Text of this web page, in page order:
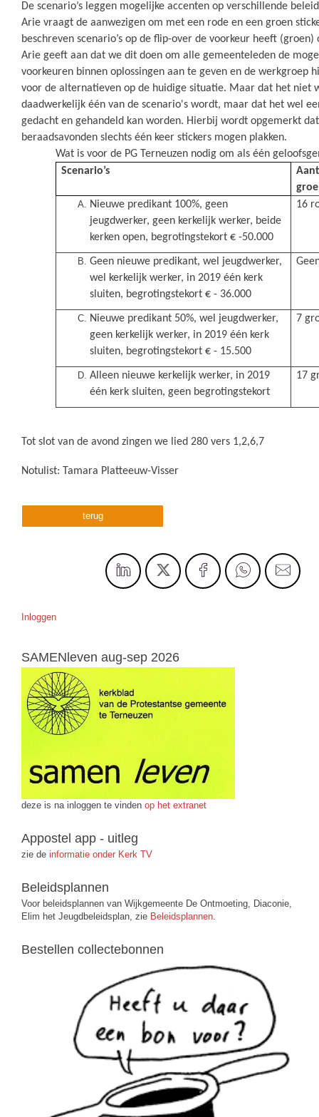
De scenario’s leggen mogelijke accenten op verschillende
Arie vraagt de aanwezigen om met een rode en een groen
beschreven scenario’s op de flip-over de voorkeur heeft
Arie geeft aan dat we dit doen om alle gemeenteleden de
voorkeuren binnen oplossingen aan te geven en de werkgroep
voor de alternatieven op de huidige situatie. Maar dat het niet
daadwerkelijk één van de scenario's wordt, maar dat het wel
gedacht en gehandeld kan worden. Hierbij wordt opgemerkt
beraadsavonden slechts één keer stickers mogen plakken.
Wat is voor de PG Terneuzen nodig om als één
Scenario’s
Nieuwe predikant 100%, geen
jeugdwerker, geen kerkelijk werker, beide
kerken open, begrotingstekort € -50.000
16
Geen nieuwe predikant, wel jeugdwerker,
wel kerkelijk werker, in 2019 één kerk
sluiten, begrotingstekort € - 36.000
Nieuwe predikant 50%, wel jeugdwerker,
geen kerkelijk werker, in 2019 één kerk
sluiten, begrotingstekort € - 15.500
7
Alleen nieuwe kerkelijk werker, in 2019
één kerk sluiten, geen begrotingstekort
17
Tot slot van de avond zingen we lied 280 vers 1,2,6,7
Notulist: Tamara Platteeuw-Visser
terug
Inloggen
SAMENleven aug-sep 2026
deze is na inloggen te vinden op het extranet
Appostel app - uitleg
zie de informatie onder Kerk TV
Beleidsplannen
Voor beleidsplannen van Wijkgemeente De Ontmoeting, Diaconie,
Elim het Jeugdbeleidsplan, zie Beleidsplannen.
Bestellen collectebonnen